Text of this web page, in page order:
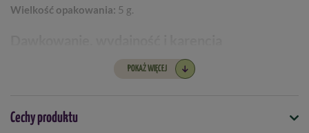
Wielkość opakowania: 5 g.
/ 6 l wody, karencja 3 dni
Malina, jeżyna:
POKAŻ WIĘCEJ
Cechy produktu